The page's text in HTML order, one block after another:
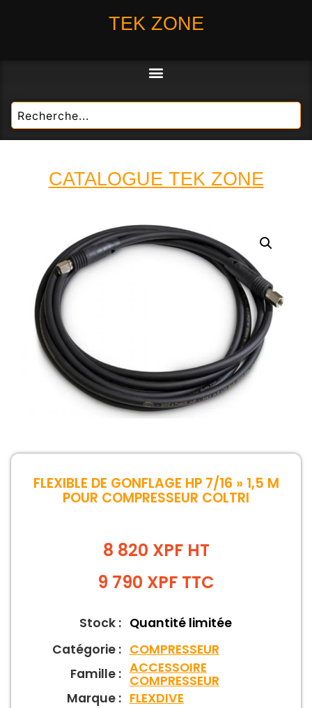
TEK ZONE
CATALOGUE TEK ZONE
FLEXIBLE DE GONFLAGE HP 7/16 » 1,5 M
POUR COMPRESSEUR COLTRI
8 820 XPF HT
9 790 XPF TTC
Stock : Quantité limitée
Catégorie : COMPRESSEUR
Famille :ACCESSOIRE
COMPRESSEUR
Marque : FLEXDIVE